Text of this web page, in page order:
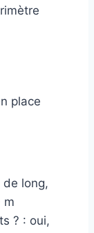
place
long,
m
? : oui,